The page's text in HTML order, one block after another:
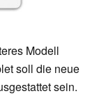
Modell
soll die neue
sein.